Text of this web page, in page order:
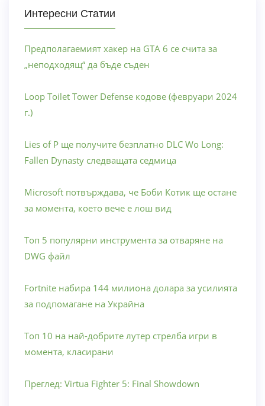
Интересни Статии
Предполагаемият хакер на GTA 6 се счита за
„неподходящ“ да бъде съден
Loop Toilet Tower Defense кодове (февруари 2024
г.)
Lies of P ще получите безплатно DLC Wo Long:
Fallen Dynasty следващата седмица
Microsoft потвърждава, че Боби Котик ще остане
за момента, което вече е лош вид
Топ 5 популярни инструмента за отваряне на
DWG файл
Fortnite набира 144 милиона долара за усилията
за подпомагане на Украйна
Топ 10 на най-добрите лутер стрелба игри в
момента, класирани
Преглед: Virtua Fighter 5: Final Showdown